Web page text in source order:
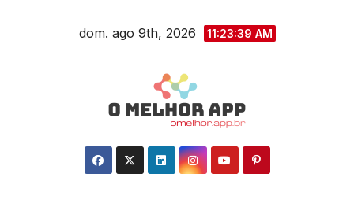
dom. ago 9th, 2026 11:23:40 AM